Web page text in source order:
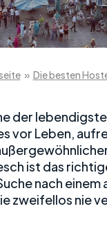
» Die besten
der
vor Leben,
ist das
nach
zweifellos nie